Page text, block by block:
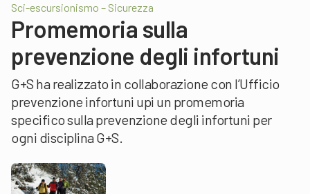
Sci-escursionismo – Sicurezza
Promemoria sulla
prevenzione degli infortuni
G+S ha realizzato in collaborazione con l’Ufficio
prevenzione infortuni upi un promemoria
specifico sulla prevenzione degli infortuni per
ogni disciplina G+S.